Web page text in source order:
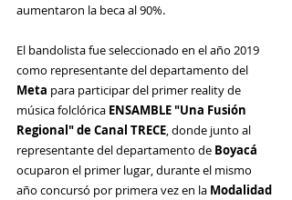
aumentaron la beca al 90%.
El bandolista fue seleccionado en el año 2019
como representante del departamento del
Meta para participar del primer reality de
música folclórica ENSAMBLE "Una Fusión
Regional" de Canal TRECE, donde junto al
representante del departamento de Boyacá
ocuparon el primer lugar, durante el mismo
año concursó por primera vez en la Modalidad